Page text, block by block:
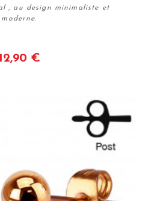
, au design minimaliste et
moderne.
12,90 €